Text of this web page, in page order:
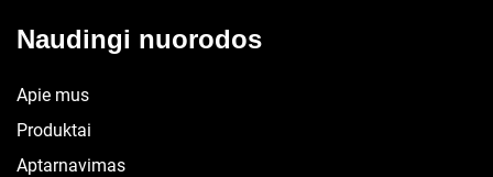
Naudingi nuorodos
Apie mus
Produktai
Aptarnavimas